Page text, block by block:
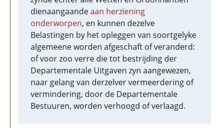
dienaangaandeaan herziening
onderworpen, en kunnen dezelve
Belastingen by het opleggen van soortgelyke
algemeene worden afgeschaft of veranderd:
of voor zoo verre die tot bestrijding der
Departementale Uitgaven zyn aangewezen,
naar gelang van derzelver vermeerdering of
vermindering, door de Departementale
Bestuuren, worden verhoogd of verlaagd.